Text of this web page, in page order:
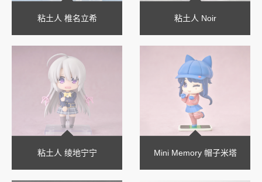
粘土人 椎名立希 粘土人 Noir
粘土人 绫地宁宁 Mini Memory 帽子米塔